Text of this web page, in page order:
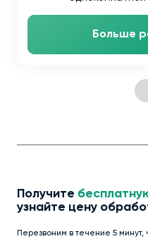
Больше
Получите
узнайте цену
Перезвоним в течение 5